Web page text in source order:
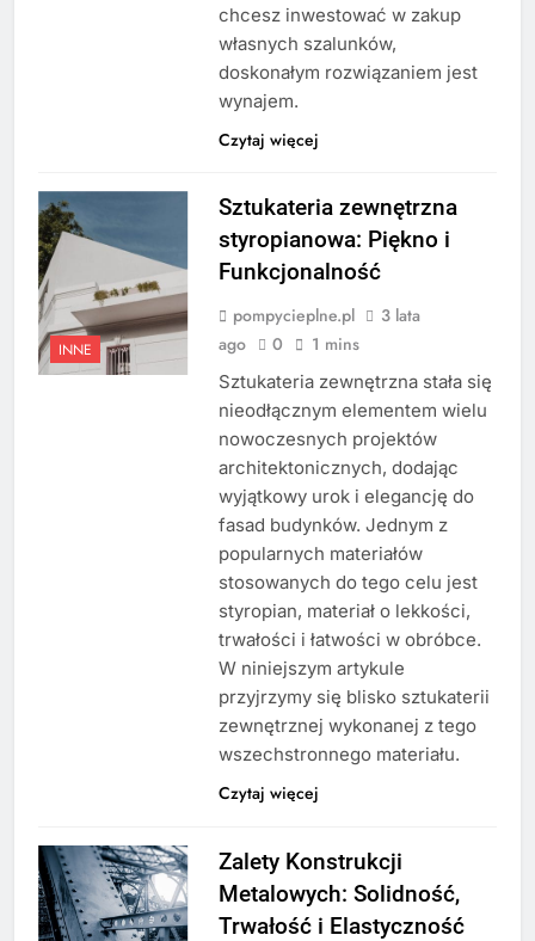
chcesz inwestować w zakup
własnych szalunków,
doskonałym rozwiązaniem jest
wynajem.
Czytaj więcej
INNE
Sztukateria zewnętrzna
styropianowa: Piękno i
Funkcjonalność
pompycieplne.pl
3 lata
ago
0 1 mins
Sztukateria zewnętrzna stała się
nieodłącznym elementem wielu
nowoczesnych projektów
architektonicznych, dodając
wyjątkowy urok i elegancję do
fasad budynków. Jednym z
popularnych materiałów
stosowanych do tego celu jest
styropian, materiał o lekkości,
trwałości i łatwości w obróbce.
W niniejszym artykule
przyjrzymy się blisko sztukaterii
zewnętrznej wykonanej z tego
wszechstronnego materiału.
Czytaj więcej
Zalety Konstrukcji
Metalowych: Solidność,
Trwałość i Elastyczność